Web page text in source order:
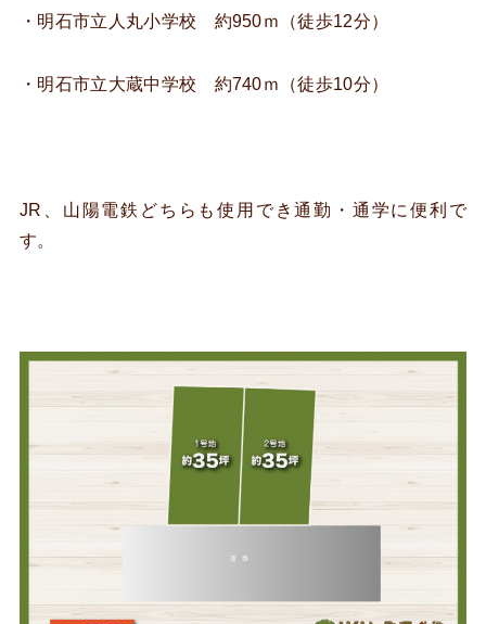
・明石市立人丸小学校 約950ｍ（徒歩12分）
・明石市立大蔵中学校 約740ｍ（徒歩10分）
JR、山陽電鉄どちらも使用でき通勤・通学に便利で
す。